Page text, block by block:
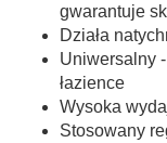
gwarantuje
Działa
Uniwersalny
łazience
Wysoka
Stosowany